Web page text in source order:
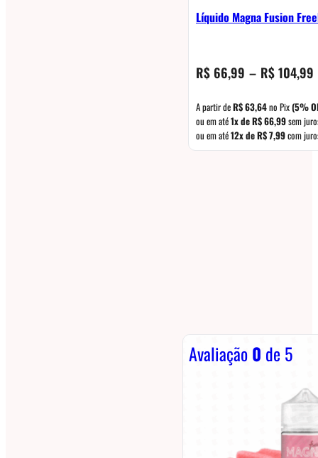
Líquido Magna Fusion
R$ 66,99 – R$104,99
A partir deR$63,64no Pix(5%
ou em até1x deR$66,99sem
ou em até12x deR$7,99com
Avaliação0 de 5